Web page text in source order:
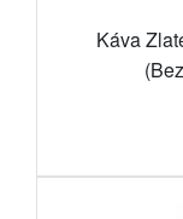
Káva